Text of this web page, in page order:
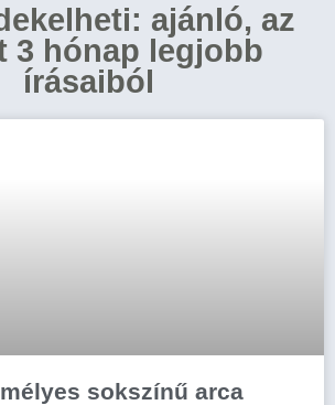
ajánló, az
3 hónap legjobb
írásaiból
sokszínű arca